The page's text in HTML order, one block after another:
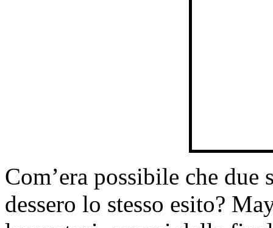
Com’era possibile che
dessero lo stesso esito?